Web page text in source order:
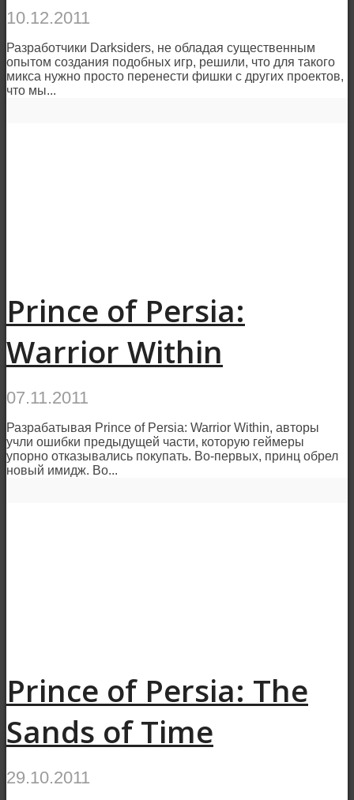
10.12.2011
Разработчики Darksiders, не обладая существенным
опытом создания подобных игр, решили, что для такого
микса нужно просто перенести фишки с других проектов,
что мы...
Prince of Persia:
Warrior Within
07.11.2011
Разрабатывая Prince of Persia: Warrior Within, авторы
учли ошибки предыдущей части, которую геймеры
упорно отказывались покупать. Во-первых, принц обрел
новый имидж. Во...
Prince of Persia: The
Sands of Time
29.10.2011